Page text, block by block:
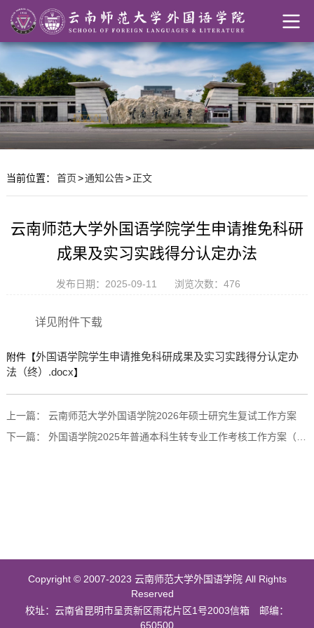
当前位置： 首页>通知公告>正文
云南师范大学外国语学院学生申请推免科研
成果及实习实践得分认定办法
发布日期：2025-09-11 浏览次数： 476
详见附件下载
附件【外国语学院学生申请推免科研成果及实习实践得分认定办
法（终）.docx】
上一篇： 云南师范大学外国语学院2026年硕士研究生复试工作方案
下一篇： 外国语学院2025年普通本科生转专业工作考核工作方案（最终版）
Copyright © 2007-2023 云南师范大学外国语学院 All Rights
Reserved
校址：云南省昆明市呈贡新区雨花片区1号2003信箱 邮编：
650500